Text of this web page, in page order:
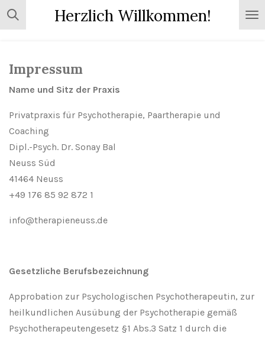
Zum
Hauptinhalt
Herzlich Willkommen!
Impressum
Name und Sitz der Praxis
Privatpraxis für Psychotherapie, Paartherapie und
Coaching
Dipl.-Psych. Dr. Sonay Bal
Neuss Süd
41464 Neuss
+49 176 85 92 872 1
info@therapieneuss.de
Gesetzliche Berufsbezeichnung
Approbation zur Psychologischen Psychotherapeutin, zur
heilkundlichen Ausübung der Psychotherapie gemäß
Psychotherapeutengesetz §1 Abs.3 Satz 1 durch die